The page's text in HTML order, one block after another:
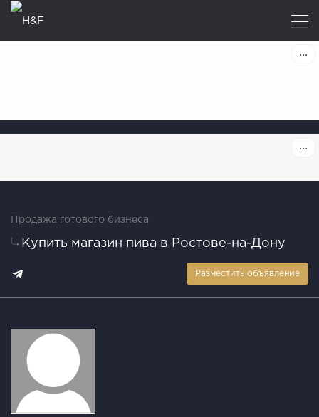
Продажа готового бизнеса
Купить магазин пива в Ростове-на-Дону
Разместить объявление